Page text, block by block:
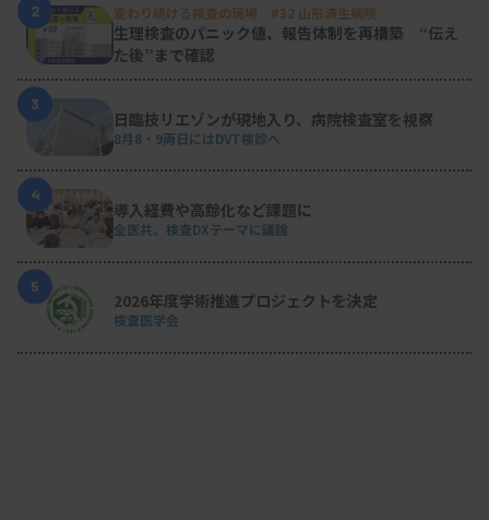
2 変わり続ける検査の現場 #32 山形済生病院
生理検査のパニック値、報告体制を再構築 “伝え
た後”まで確認
3
日臨技リエゾンが現地入り、病院検査室を視察
8月8・9両日にはDVT検診へ
4
導入経費や高齢化など課題に
全医共、検査DXテーマに議論
5
2026年度学術推進プロジェクトを決定
検査医学会